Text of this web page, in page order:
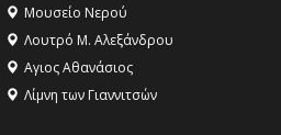
Μουσείο Νερού
Λουτρό Μ. Αλεξάνδρου
Αγιος Αθανάσιος
Λίμνη των Γιαννιτσών